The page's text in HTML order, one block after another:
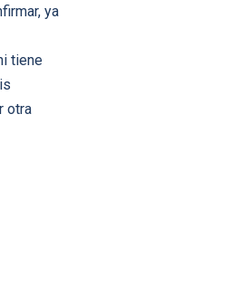
ya
tiene
otra